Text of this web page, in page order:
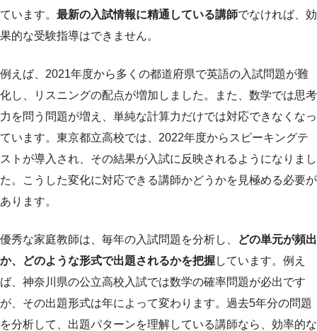
ています。 最新の入試情報に精通している講師でなければ、効
果的な受験指導はできません。
例えば、2021年度から多くの都道府県で英語の入試問題が難
化し、リスニングの配点が増加しました。また、数学では思考
力を問う問題が増え、単純な計算力だけでは対応できなくなっ
ています。東京都立高校では、2022年度からスピーキングテ
ストが導入され、その結果が入試に反映されるようになりまし
た。こうした変化に対応できる講師かどうかを見極める必要が
あります。
優秀な家庭教師は、毎年の入試問題を分析し、
どの単元が頻出
か、どのような形式で出題されるかを把握しています。例え
ば、神奈川県の公立高校入試では数学の確率問題が必出です
が、その出題形式は年によって変わります。過去5年分の問題
を分析して、出題パターンを理解している講師なら、効率的な